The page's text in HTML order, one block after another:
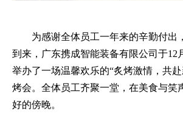
为感谢全体员工一年来的辛勤付出
到来，广东携成智能装备有限公司于12
举办了一场温馨欢乐的“炙烤激情，共
烤会。全体员工齐聚一堂，在美食与笑
好的傍晚。